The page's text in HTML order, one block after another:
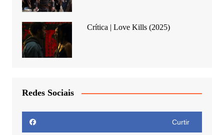
Crítica | Love Kills (2025)
Redes Sociais
Curtir